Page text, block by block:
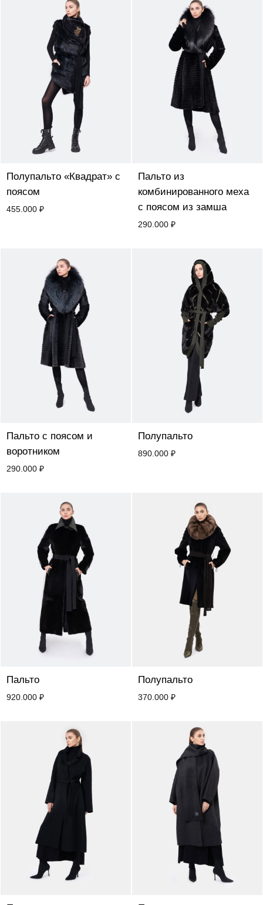
Полупальто «Квадрат» с
поясом
455.000 ₽
Пальто из
комбинированного меха
с поясом из замша
290.000 ₽
Пальто с поясом и
воротником
290.000 ₽
Полупальто
890.000 ₽
Пальто
920.000 ₽
Полупальто
370.000 ₽